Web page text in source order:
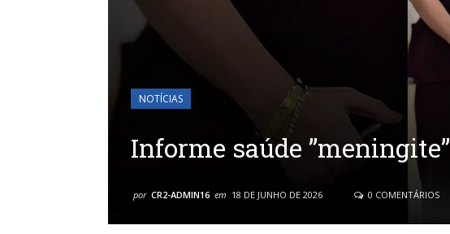
NOTÍCIAS
Informe saúde ”meningite”
por CR2-ADMIN16 em 18 DE JUNHO DE 2026 0 COMENTÁRIOS